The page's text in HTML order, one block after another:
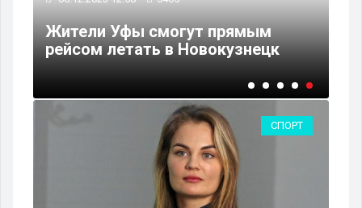
Поддержка коневодства в
Башкортостане выросла до 200
млн рублей за три года
СПОРТ